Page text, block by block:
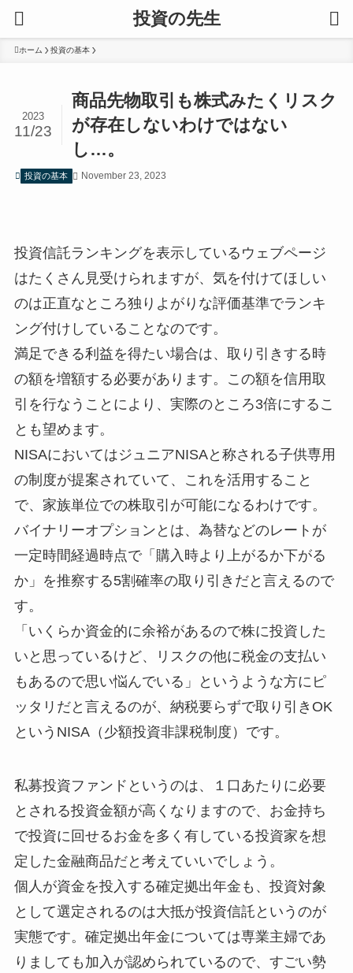
投資の先生
ホーム 投資の基本
商品先物取引も株式みたくリスク
が存在しないわけではない
し…。
2023
11/23
投資の基本 November 23, 2023
投資信託ランキングを表示しているウェブページ
はたくさん見受けられますが、気を付けてほしい
のは正直なところ独りよがりな評価基準でランキ
ング付けしていることなのです。
満足できる利益を得たい場合は、取り引きする時
の額を増額する必要があります。この額を信用取
引を行なうことにより、実際のところ3倍にするこ
とも望めます。
NISAにおいてはジュニアNISAと称される子供専用
の制度が提案されていて、これを活用すること
で、家族単位での株取引が可能になるわけです。
バイナリーオプションとは、為替などのレートが
一定時間経過時点で「購入時より上がるか下がる
か」を推察する5割確率の取り引きだと言えるので
す。
「いくらか資金的に余裕があるので株に投資した
いと思っているけど、リスクの他に税金の支払い
もあるので思い悩んでいる」というような方にピ
ッタリだと言えるのが、納税要らずで取り引きOK
というNISA（少額投資非課税制度）です。
私募投資ファンドというのは、１口あたりに必要
とされる投資金額が高くなりますので、お金持ち
で投資に回せるお金を多く有している投資家を想
定した金融商品だと考えていいでしょう。
個人が資金を投入する確定拠出年金も、投資対象
として選定されるのは大抵が投資信託というのが
実態です。確定拠出年金については専業主婦であ
りましても加入が認められているので、すごい勢